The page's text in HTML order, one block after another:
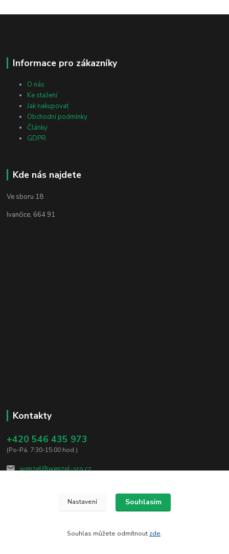
Informace pro zákazníky
O nás
Ke stažení
Jak nakupovat
Obchodní podmínky
Články
GDPR
Kde nás najdete
Ve sboru 18
Ivančice, 664 91
Kontakty
+420 546 435 973
(Po-Pá, 7:30-15:00 hod.)
wenzel@wenzel-sro.cz
Nastavení Souhlasím
Souhlas můžete odmítnout zde.